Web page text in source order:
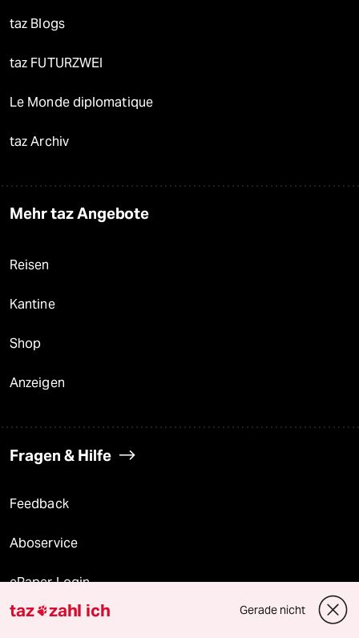
taz Blogs
taz FUTURZWEI
Le Monde diplomatique
taz Archiv
Mehr taz Angebote
Reisen
Kantine
Shop
Anzeigen
Fragen & Hilfe
Feedback
Aboservice
ePaper Login
Downloads für Abonnierende
taz zahl ich Gerade nicht